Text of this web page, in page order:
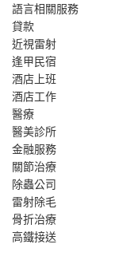
語言相關服務
貸款
近視雷射
逢甲民宿
酒店上班
酒店工作
醫療
醫美診所
金融服務
關節治療
除蟲公司
雷射除毛
骨折治療
高鐵接送